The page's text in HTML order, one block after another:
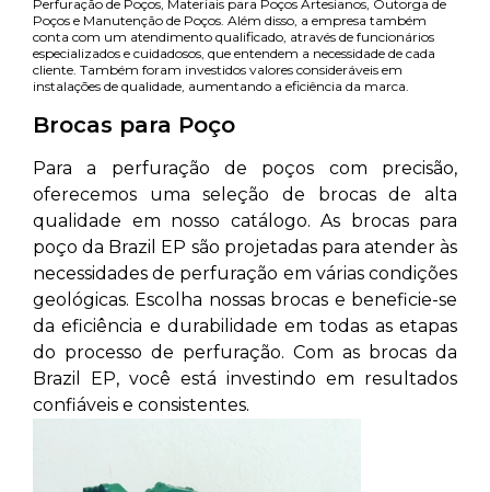
Perfuração de Poços, Materiais para Poços Artesianos, Outorga de
Poços e Manutenção de Poços. Além disso, a empresa também
conta com um atendimento qualificado, através de funcionários
especializados e cuidadosos, que entendem a necessidade de cada
cliente. Também foram investidos valores consideráveis em
instalações de qualidade, aumentando a eficiência da marca.
Brocas para Poço
Para a perfuração de poços com precisão,
oferecemos uma seleção de brocas de alta
qualidade em nosso catálogo. As brocas para
poço da Brazil EP são projetadas para atender às
necessidades de perfuração em várias condições
geológicas. Escolha nossas brocas e beneficie-se
da eficiência e durabilidade em todas as etapas
do processo de perfuração. Com as brocas da
Brazil EP, você está investindo em resultados
confiáveis e consistentes.